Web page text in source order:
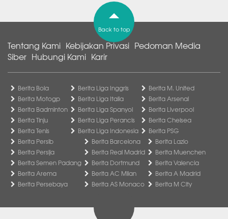
Back to top
Tentang Kami Kebijakan Privasi Pedoman Media
Siber Hubungi Kami Karir
Berita Bola
Berita Motogp
Berita Badminton
Berita Tinju
Berita Tenis
Berita Liga Inggris
Berita Liga Italia
Berita Liga Spanyol
Berita Liga Perancis
Berita Liga Indonesia
Berita M. United
Berita Arsenal
Berita Liverpool
Berita Chelsea
Berita PSG
Berita Persib
Berita Persija
Berita Semen Padang
Berita Arema
Berita Persebaya
Berita Barcelona
Berita Real Madrid
Berita Dortmund
Berita AC Milan
Berita AS Monaco
Berita Lazio
Berita Muenchen
Berita Valencia
Berita A Madrid
Berita M City